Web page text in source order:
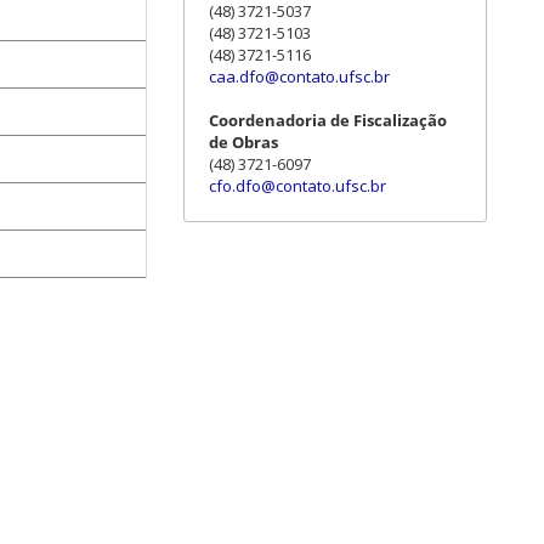
(48) 3721-5037
(48) 3721-5103
(48) 3721-5116
caa.dfo@contato.ufsc.br
Coordenadoria de Fiscalização
de Obras
(48) 3721-6097
cfo.dfo@contato.ufsc.br